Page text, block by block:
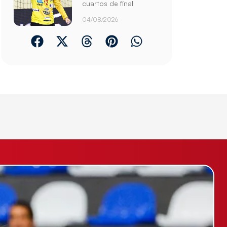
cuartos de final
04/08/2026